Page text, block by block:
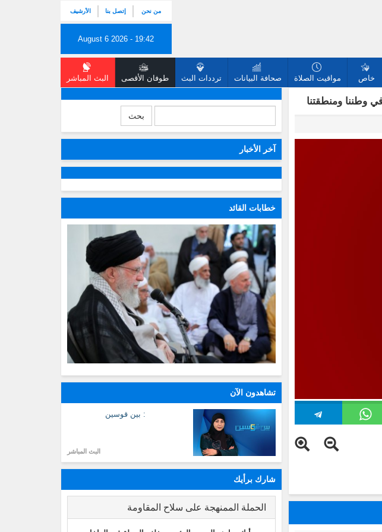
من نحن إتصل بنا الأرشيف
August 6 2026 - 19:42
خاص مواقيت الصلاة صحافة البيانات ترددات البث طوفان الأقصى البث المباشر
وطننا ومنطقتنا
بحث
آخر الأخبار
خطابات القائد
تشاهدون الآن
: بين قوسين
البث المباشر
شارك برأيك
الحملة الممنهجة على سلاح المقاومة